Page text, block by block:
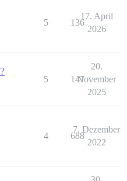
5 136
17. April
2026
5 147
20.
November
2025
4 688
7. Dezember
2022